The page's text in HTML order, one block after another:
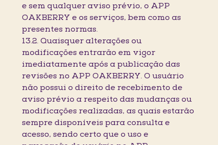
e sem qualquer aviso prévio, o APP
OAKBERRY e os serviços, bem como as
presentes normas.
13.2. Quaisquer alterações ou
modificações entrarão em vigor
imediatamente após a publicação das
revisões no APP OAKBERRY. O usuário
não possui o direito de recebimento de
aviso prévio a respeito das mudanças ou
modificações realizadas, as quais estarão
sempre disponíveis para consulta e
acesso, sendo certo que o uso e